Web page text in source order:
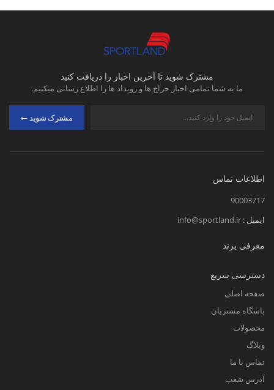
مشترک شوید تا آخرین اخبار را دریافت کنید
ما به شما تمامی اخبار حراج ها و رویداد ها را اطلاع رسانی میکنیم.
مشترک شوید
اطلاعات تماس
90003717
ایمیل : info@sportland.ir
معرفی برند
دسترسی سریع
صفحه اصلی
باشگاه مشتریان
محصولات
وبلاگ
تماس با ما
آدرس شعب